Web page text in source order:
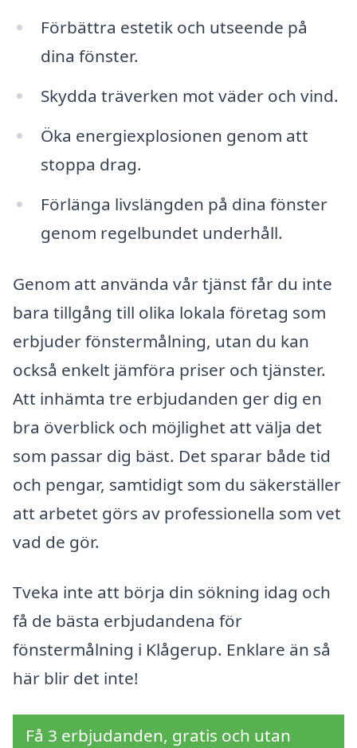
Förbättra estetik och utseende på
dina fönster.
Skydda träverken mot väder och vind.
Öka energiexplosionen genom att
stoppa drag.
Förlänga livslängden på dina fönster
genom regelbundet underhåll.
Genom att använda vår tjänst får du inte
bara tillgång till olika lokala företag som
erbjuder fönstermålning, utan du kan
också enkelt jämföra priser och tjänster.
Att inhämta tre erbjudanden ger dig en
bra överblick och möjlighet att välja det
som passar dig bäst. Det sparar både tid
och pengar, samtidigt som du säkerställer
att arbetet görs av professionella som vet
vad de gör.
Tveka inte att börja din sökning idag och
få de bästa erbjudandena för
fönstermålning i Klågerup. Enklare än så
här blir det inte!
Få 3 erbjudanden, gratis och utan